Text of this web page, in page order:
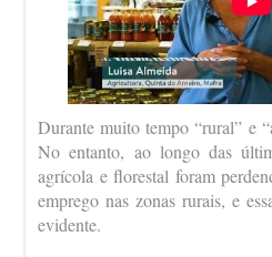
Durante muito tempo “rural” e
No entanto, ao longo das
agrícola e florestal foram
emprego nas zonas rurais, e
evidente.